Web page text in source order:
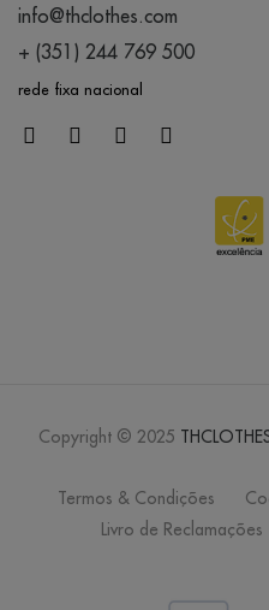
info@thclothes.com
+ (351) 244 769 500
rede fixa nacional
Copyright © 2025
Termos & Condições
Livro de Reclamações